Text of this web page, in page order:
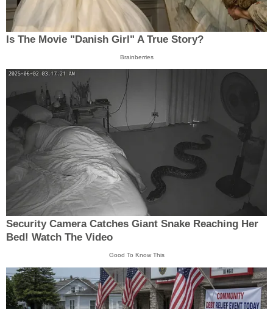
Is The Movie "Danish Girl" A True Story?
Brainberries
Security Camera Catches Giant Snake Reaching Her
Bed! Watch The Video
Good To Know This